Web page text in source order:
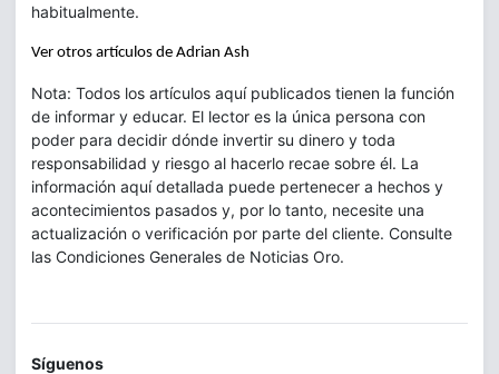
habitualmente.
Ver otros artículos de Adrian Ash
Nota: Todos los artículos aquí publicados tienen la función
de informar y educar. El lector es la única persona con
poder para decidir dónde invertir su dinero y toda
responsabilidad y riesgo al hacerlo recae sobre él. La
información aquí detallada puede pertenecer a hechos y
acontecimientos pasados y, por lo tanto, necesite una
actualización o verificación por parte del cliente. Consulte
las Condiciones Generales de Noticias Oro.
Síguenos